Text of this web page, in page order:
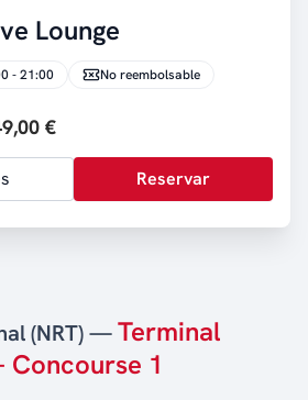
Lounge
- 21:00 No reembolsable
€
Reservar
(NRT) —Terminal
1